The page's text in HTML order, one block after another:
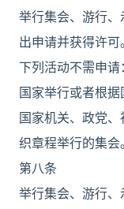
举行集会、游行
出申请并获得许可。
下列活动不需申请：
国家举行或者根据
国家机关、政党
织章程举行的集会。
第八条
举行集会、游行、